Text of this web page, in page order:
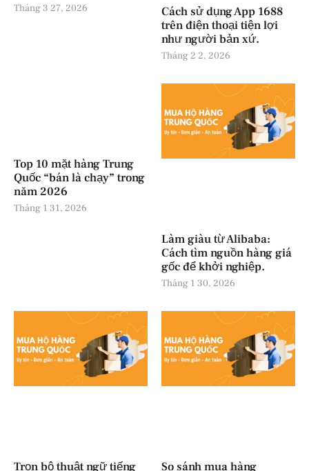
Tháng 3 27, 2026
Cách sử dụng App 1688
trên điện thoại tiện lợi
như người bản xứ.
Tháng 2 2, 2026
Top 10 mặt hàng Trung
Quốc “bán là chạy” trong
năm 2026
Tháng 1 31, 2026
Làm giàu từ Alibaba:
Cách tìm nguồn hàng giá
gốc để khởi nghiệp.
Tháng 1 30, 2026
Trọn bộ thuật ngữ tiếng
So sánh mua hàng